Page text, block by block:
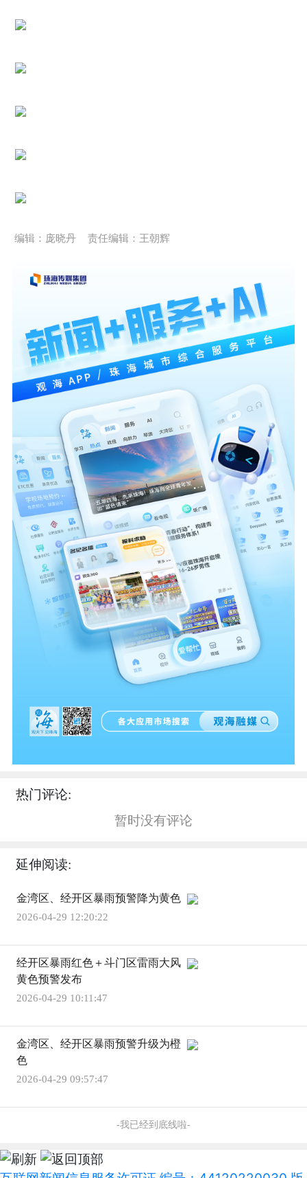
编辑：庞晓丹 责任编辑：王朝辉
热门评论:
暂时没有评论
延伸阅读:
金湾区、经开区暴雨预警降为黄色
2026-04-29 12:20:22
经开区暴雨红色＋斗门区雷雨大风
黄色预警发布
2026-04-29 10:11:47
金湾区、经开区暴雨预警升级为橙
色
2026-04-29 09:57:47
-我已经到底线啦-